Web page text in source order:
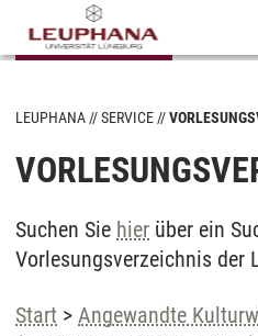
LEUPHANA SERVICE
Suchen Sie hier über ein
Vorlesungsverzeichnis der
Start > Angewandte